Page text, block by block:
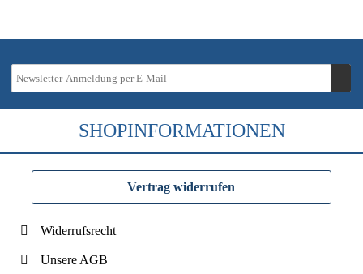
SHOPINFORMATIONEN
Vertrag widerrufen
Widerrufsrecht
Unsere AGB